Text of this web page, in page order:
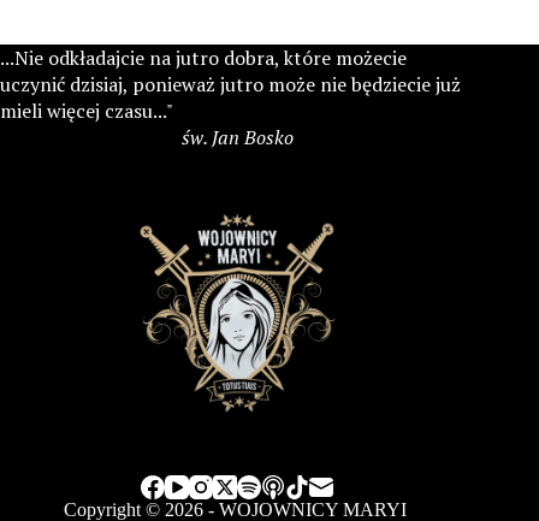
...Nie odkładajcie na jutro dobra, które możecie
uczynić dzisiaj, ponieważ jutro może nie będziecie już
mieli więcej czasu..."
św. Jan Bosko
Copyright © 2026 - WOJOWNICY MARYI